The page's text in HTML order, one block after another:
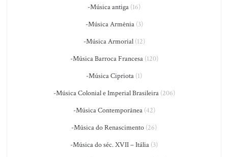
-Música antiga (16)
-Música Armênia(3)
-Música Armorial(12)
-Música Barroca Francesa(120)
-Música Cipriota (1)
-Música Colonial e Imperial Brasileira(206)
-Música Contemporânea(42)
-Música do Renascimento (26)
-Música do séc. XVII – Itália (3)